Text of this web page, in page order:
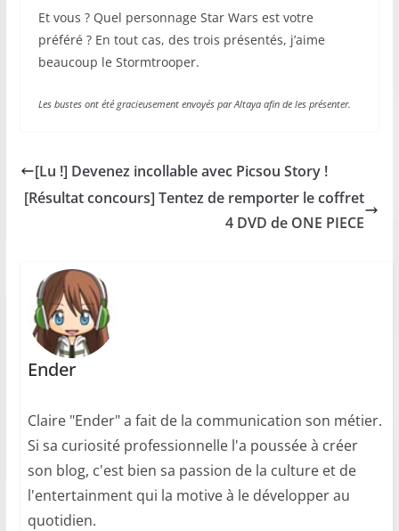
Et vous ? Quel personnage Star Wars est votre
préféré ? En tout cas, des trois présentés, j’aime
beaucoup le Stormtrooper.
Les bustes ont été gracieusementenvoyés par Altaya afin de les présenter.
[Lu !] Devenez incollable avec Picsou Story !
[Résultat concours] Tentez de remporter le coffret
4 DVD de ONE PIECE
Ender
Claire "Ender" a fait de la communication son métier.
Si sa curiosité professionnelle l'a poussée à créer
son blog, c'est bien sa passion de la culture et de
l'entertainment qui la motive à le développer au
quotidien.